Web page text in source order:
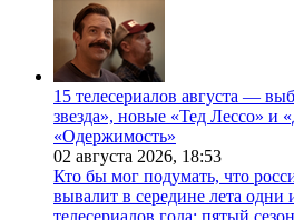
15 телесериалов августа —
звезда», новые «Тед Лессо» и
«Одержимость»
02 августа 2026, 18:53
Кто бы мог подумать, что
вывалит в середине лета